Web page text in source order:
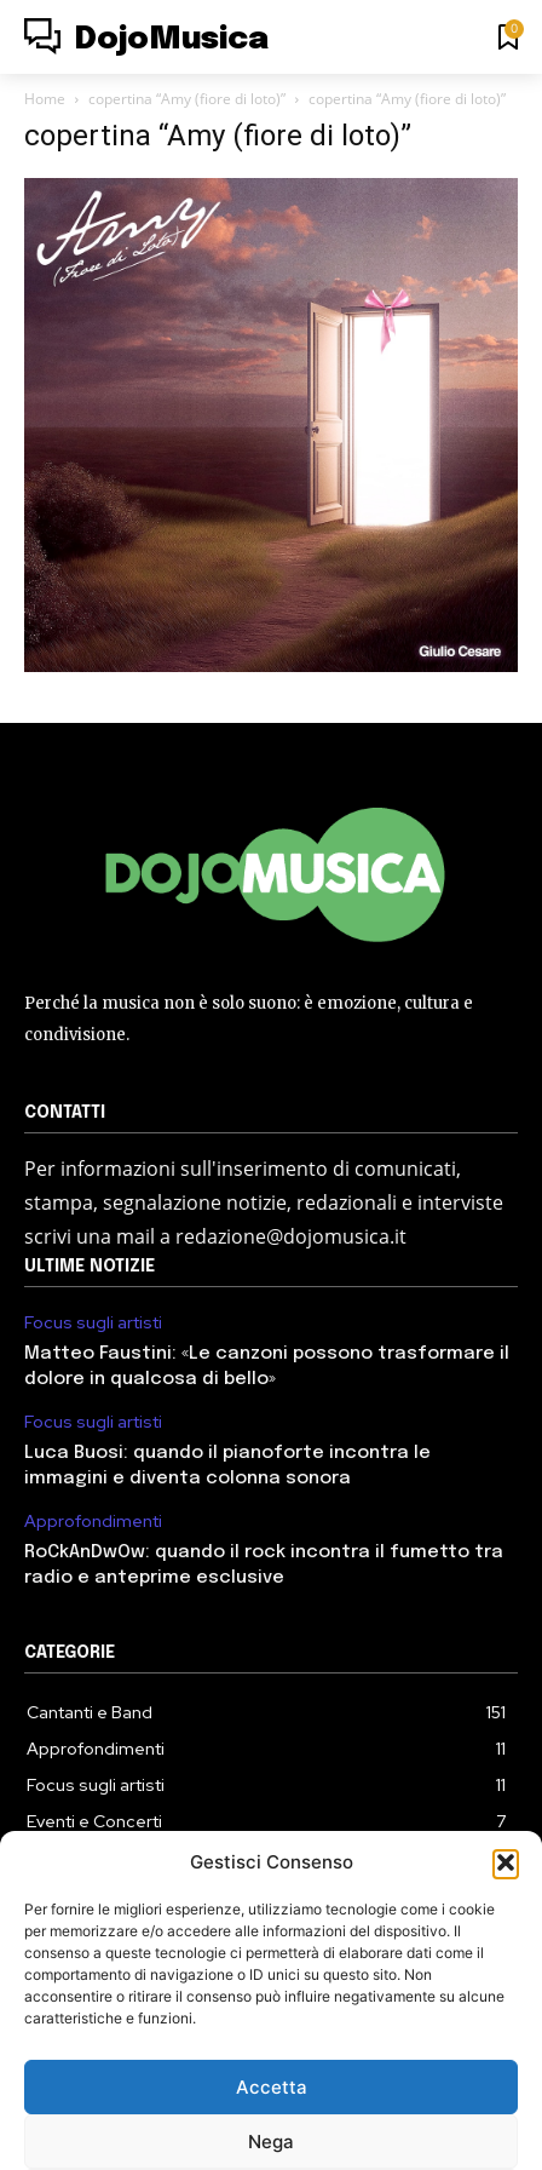
Gestisci Consenso
Per fornire le migliori esperienze, utilizziamo tecnologie come i cookie
per memorizzare e/o accedere alle informazioni del dispositivo. Il
consenso a queste tecnologie ci permetterà di elaborare dati come il
comportamento di navigazione o ID unici su questo sito. Non
acconsentire o ritirare il consenso può influire negativamente su alcune
caratteristiche e funzioni.
Accetta
Nega
DojoMusica 0
Home copertina “Amy (fiore di loto)” copertina “Amy (fiore di loto)”
copertina “Amy (fiore di loto)”
Perché la musica non è solo suono: è emozione, cultura e
condivisione.
CONTATTI
Per informazioni sull'inserimento di comunicati,
stampa, segnalazione notizie, redazionali e interviste
scrivi una mail a redazione@dojomusica.it
ULTIME NOTIZIE
Focus sugli artisti
Matteo Faustini: «Le canzoni possono trasformare il
dolore in qualcosa di bello»
Focus sugli artisti
Luca Buosi: quando il pianoforte incontra le
immagini e diventa colonna sonora
Approfondimenti
RoCkAnDwOw: quando il rock incontra il fumetto tra
radio e anteprime esclusive
CATEGORIE
Cantanti e Band
151
Approfondimenti
11
Focus sugli artisti
11
Eventi e Concerti
7
3
COOKIE POLICY (UE)
Sede legale in Via Alessio Baldovinetti 13 - 00142 - Roma - P.Iva: